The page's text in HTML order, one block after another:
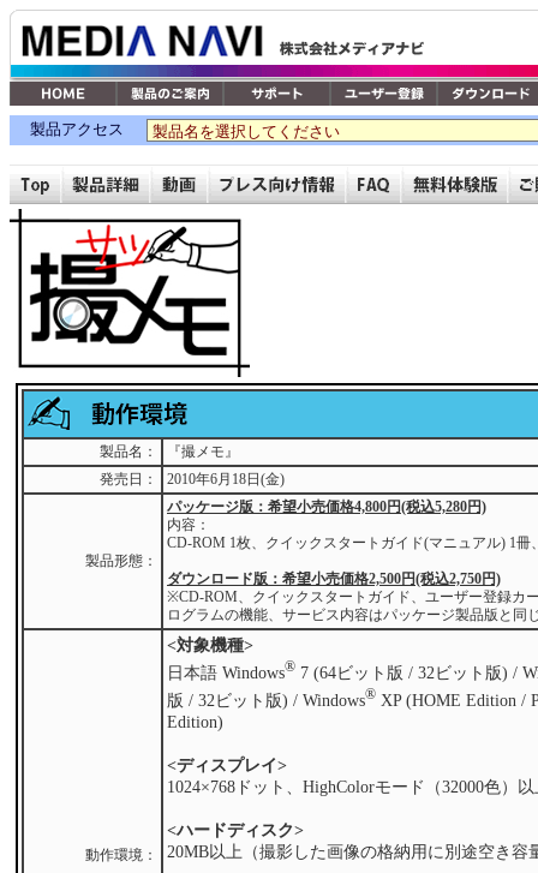
製品アクセス
製品名：
『撮メモ』
発売日：
2010年6月18日(金)
製品形態：
パッケージ版：希望小売価格4,800円(税込5,280円)
内容：
CD-ROM 1枚、クイックスタートガイド(マニュアル) 1冊
ダウンロード版：希望小売価格2,500円(税込2,750円)
※CD-ROM、クイックスタートガイド、ユーザー登録カ
ログラムの機能、サービス内容はパッケージ製品版と同
動作環境：
<対象機種>
日本語 Windows® 7 (64ビット版 / 32ビット版) /
版 / 32ビット版) / Windows® XP (HOME Edition /
Edition)
<ディスプレイ>
1024×768ドット、HighColorモード（32000色）
<ハードディスク>
20MB以上（撮影した画像の格納用に別途空き容